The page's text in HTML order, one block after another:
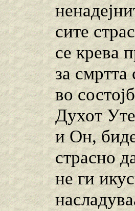
сите
се крева
за
во
Духот
и Он,
страсно
не ги